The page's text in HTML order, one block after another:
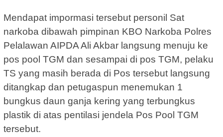
Mendapat impormasi tersebut personil Sat
narkoba dibawah pimpinan KBO Narkoba Polres
Pelalawan AIPDA Ali Akbar langsung menuju ke
pos pool TGM dan sesampai di pos TGM, pelaku
TS yang masih berada di Pos tersebut langsung
ditangkap dan petugaspun menemukan 1
bungkus daun ganja kering yang terbungkus
plastik di atas pentilasi jendela Pos Pool TGM
tersebut.